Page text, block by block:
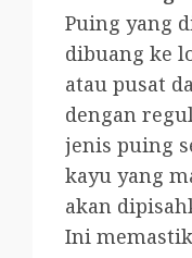
Puing yang
dibuang ke
atau pusat
dengan
jenis puing
kayu yang
akan
Ini